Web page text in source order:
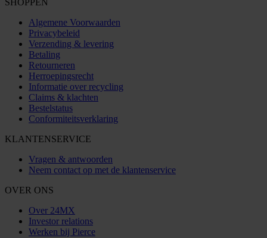
SHOPPEN
Algemene Voorwaarden
Privacybeleid
Verzending & levering
Betaling
Retourneren
Herroepingsrecht
Informatie over recycling
Claims & klachten
Bestelstatus
Conformiteitsverklaring
KLANTENSERVICE
Vragen & antwoorden
Neem contact op met de klantenservice
OVER ONS
Over 24MX
Investor relations
Werken bij Pierce